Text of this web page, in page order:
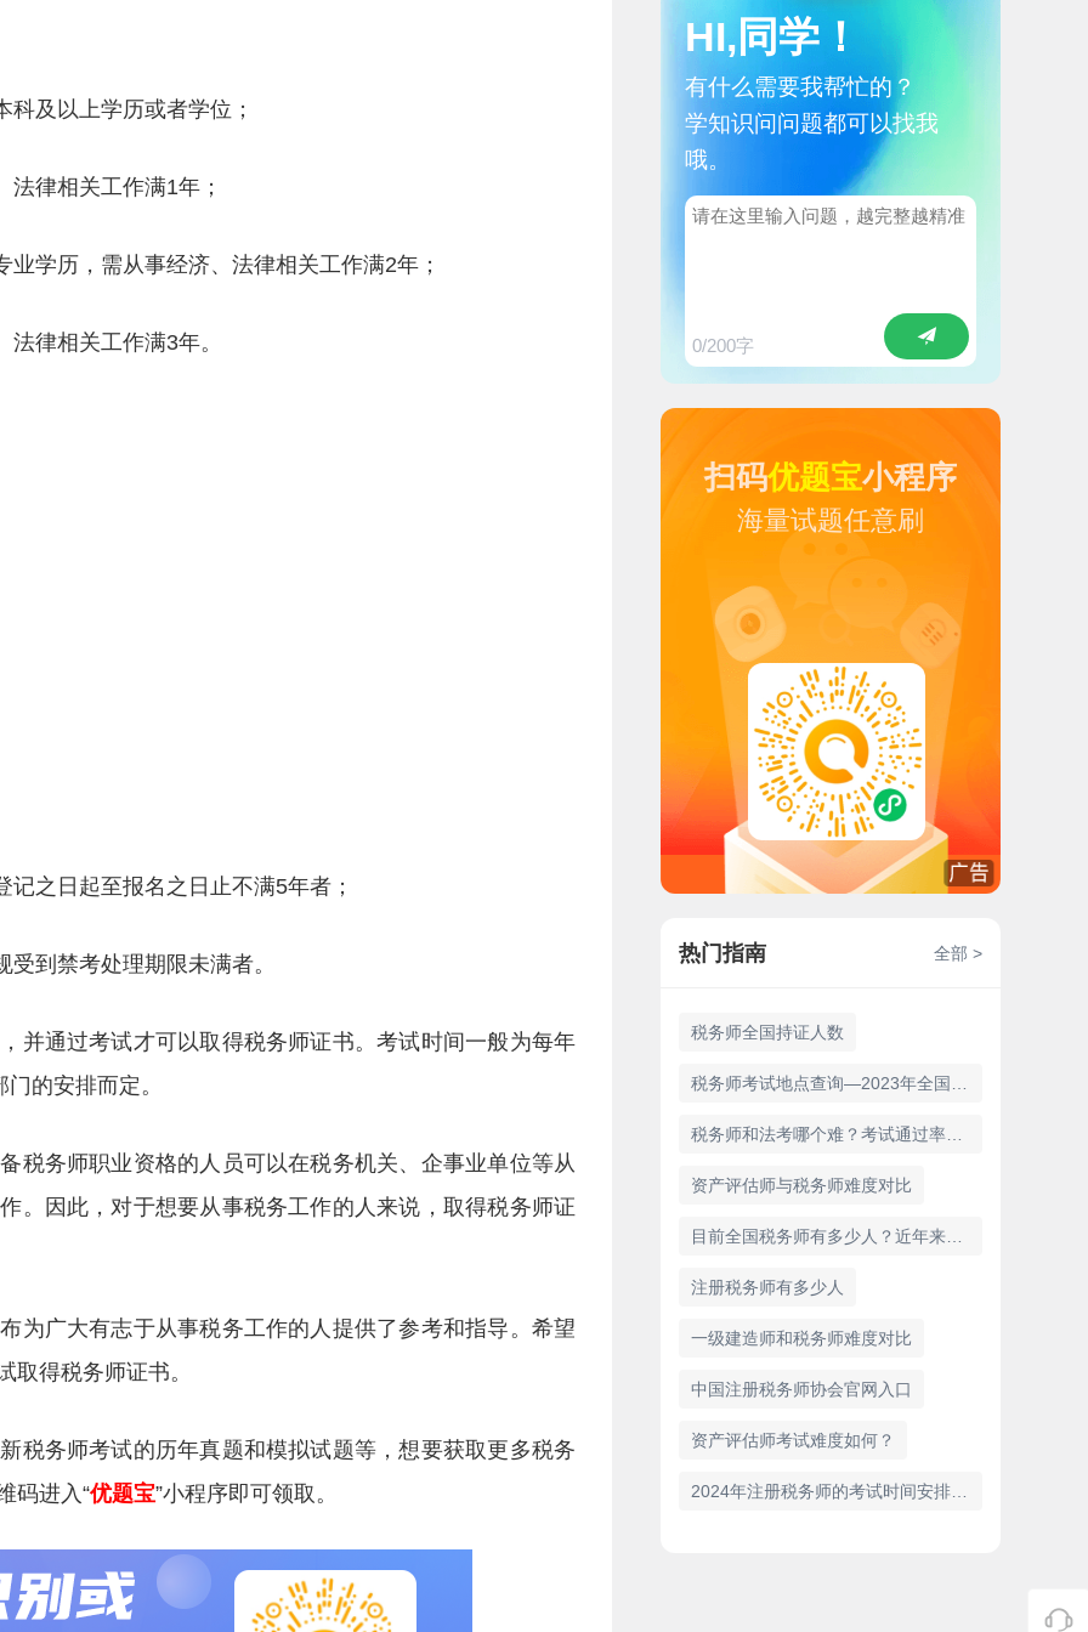
及以上学历或者学位；
律相关工作满1年；
学历，需从事经济、法律相关工作满2年；
律相关工作满3年。
之日起至报名之日止不满5年者；
到禁考处理期限未满者。
并通过考试才可以取得税务师证书。考试时间一般为每年
的安排而定。
税务师职业资格的人员可以在税务机关、企事业单位等从
。因此，对于想要从事税务工作的人来说，取得税务师证
为广大有志于从事税务工作的人提供了参考和指导。希望
取得税务师证书。
税务师考试的历年真题和模拟试题等，想要获取更多税务
码进入“优题宝”小程序即可领取。
HI,同学！
有什么需要我帮忙的？
学知识问问题都可以找我
哦。
0/200字
扫码优题宝小程序
海量试题任意刷
热门指南 全部 >
税务师全国持证人数
资产评估师与税务师难度对比
注册税务师有多少人
一级建造师和税务师难度对比
中国注册税务师协会官网入口
资产评估师考试难度如何？